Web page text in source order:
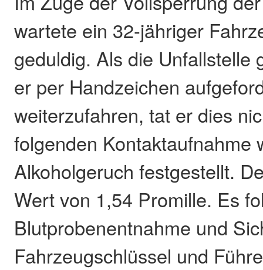
wartete ein 32-jähriger
geduldig. Als die Unfallstelle
er per Handzeichen
weiterzufahren, tat er dies
folgenden Kontaktaufnahme
Alkoholgeruch festgestellt.
Wert von 1,54 Promille. Es
Blutprobenentnahme und
Fahrzeugschlüssel und